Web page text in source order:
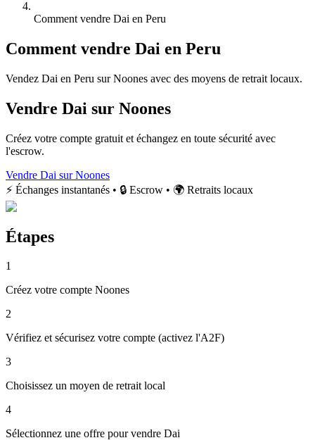
Comment vendre Dai en Peru
Comment vendre Dai en Peru
Vendez Dai en Peru sur Noones avec des moyens de retrait locaux.
Vendre Dai sur Noones
Créez votre compte gratuit et échangez en toute sécurité avec
l'escrow.
Vendre Dai sur Noones
⚡ Échanges instantanés • 🔒 Escrow • 🌍 Retraits locaux
Étapes
1
Créez votre compte Noones
2
Vérifiez et sécurisez votre compte (activez l'A2F)
3
Choisissez un moyen de retrait local
4
Sélectionnez une offre pour vendre Dai